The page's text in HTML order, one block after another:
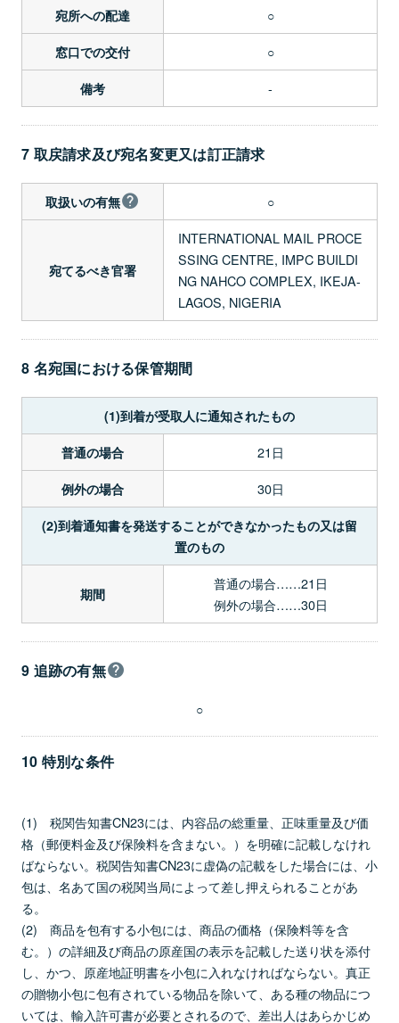
宛所への配達 ○
窓口での交付 ○
備考 -
7 取戻請求及び宛名変更又は訂正請求
取扱いの有無 ○
宛てるべき官署
INTERNATIONAL MAIL PROCE
SSING CENTRE, IMPC BUILDI
NG NAHCO COMPLEX, IKEJA-
LAGOS, NIGERIA
8 名宛国における保管期間
(1)到着が受取人に通知されたもの
普通の場合 21日
例外の場合 30日
(2)到着通知書を発送することができなかったもの又は留
置のもの
期間
普通の場合……21日
例外の場合……30日
9 追跡の有無
○
10 特別な条件
(1) 税関告知書CN23には、内容品の総重量、正味重量及び価
格（郵便料金及び保険料を含まない。）を明確に記載しなけれ
ばならない。税関告知書CN23に虚偽の記載をした場合には、小
包は、名あて国の税関当局によって差し押えられることがあ
る。
(2) 商品を包有する小包には、商品の価格（保険料等を含
む。）の詳細及び商品の原産国の表示を記載した送り状を添付
し、かつ、原産地証明書を小包に入れなければならない。真正
の贈物小包に包有されている物品を除いて、ある種の物品につ
いては、輸入許可書が必要とされるので、差出人はあらかじめ